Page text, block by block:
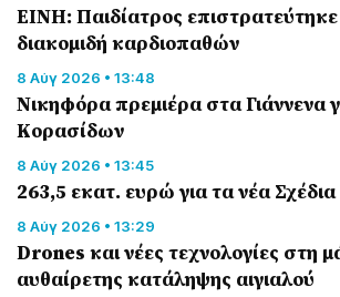
ΕΙΝΗ: Παιδίατρος επιστρατεύτηκε
διακομιδή καρδιοπαθών
8 Αύγ 2026 • 13:48
Nικηφόρα πρεμιέρα στα Γιάννενα
Κορασίδων
8 Αύγ 2026 • 13:45
263,5 εκατ. ευρώ για τα νέα
8 Αύγ 2026 • 13:29
Drones και νέες τεχνολογίες στη
αυθαίρετης κατάληψης αιγιαλού